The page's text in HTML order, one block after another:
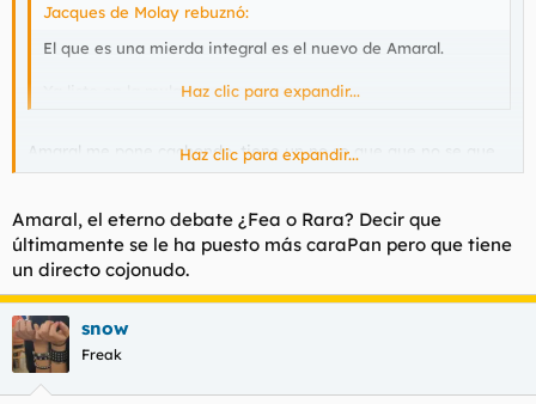
Jacques de Molay rebuznó:
El que es una mierda integral es el nuevo de Amaral.
Ya listo en la mula.Haz clic para expandir...
Amaral me pone cachondo, tiene un no se que que no se que
mas.
Haz clic para expandir...
Amaral, el eterno debate ¿Fea o Rara? Decir que
últimamente se le ha puesto más caraPan pero que tiene
un directo cojonudo.
snow
Freak